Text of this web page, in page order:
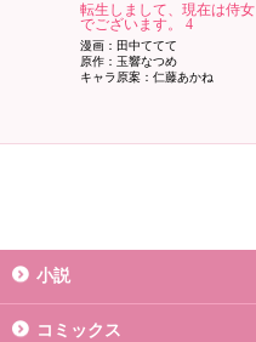
転生しまして、現在は侍女
でございます。 4
漫画：田中ててて
原作：玉響なつめ
キャラ原案：仁藤あかね
小説
コミックス